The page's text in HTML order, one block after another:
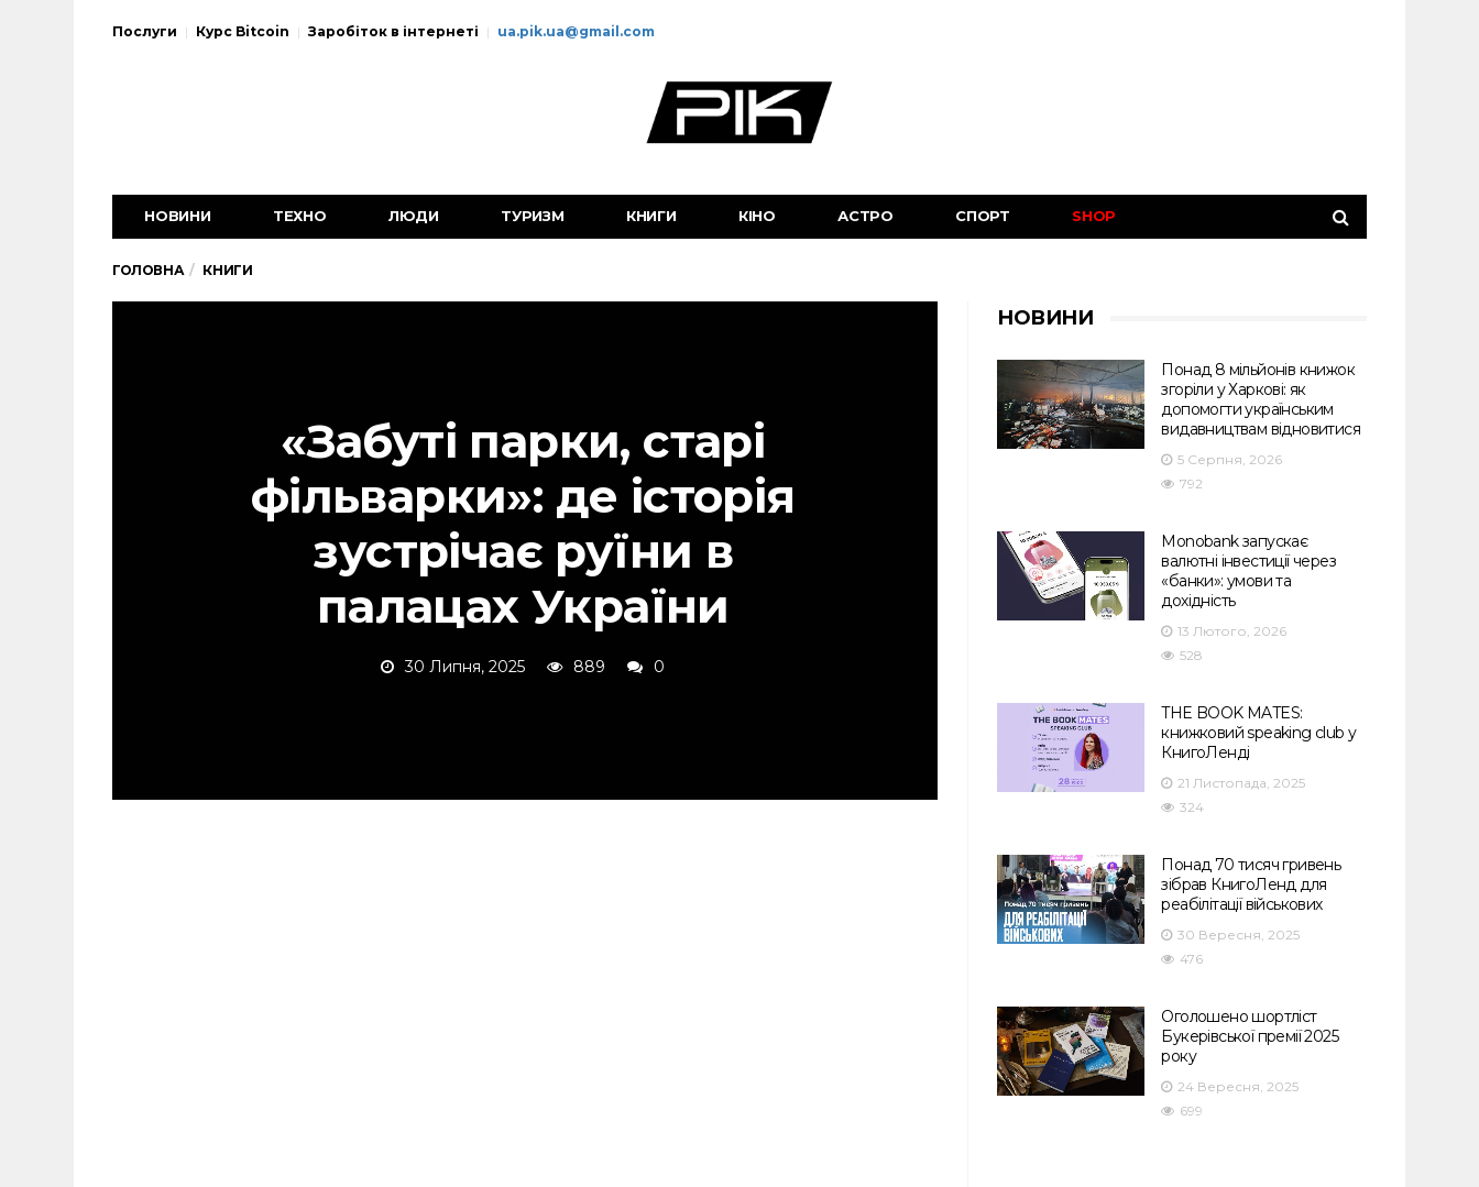
Послуги Курс Bitcoin Заробіток в інтернеті ua.pik.ua@gmail.com
НОВИНИ ТЕХНО ЛЮДИ ТУРИЗМ КНИГИ КІНО АСТРО СПОРТ SHOP
ГОЛОВНА КНИГИ
«Забуті парки, старі
фільварки»: де історія
зустрічає руїни в
палацах України
30 Липня, 2025 889 0
НОВИНИ
Понад 8 мільйонів книжок
згоріли у Харкові: як
допомогти українським
видавництвам відновитися
5 Серпня, 2026
792
Monobank запускає
валютні інвестиції через
«банки»: умови та
дохідність
13 Лютого, 2026
528
THE BOOK MATES:
книжковий speaking club у
КнигоЛенді
21 Листопада, 2025
324
Понад 70 тисяч гривень
зібрав КнигоЛенд для
реабілітації військових
30 Вересня, 2025
476
Оголошено шортліст
Букерівської премії 2025
року
24 Вересня, 2025
699